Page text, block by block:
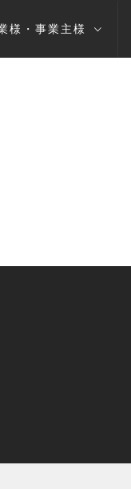
様・事業主様